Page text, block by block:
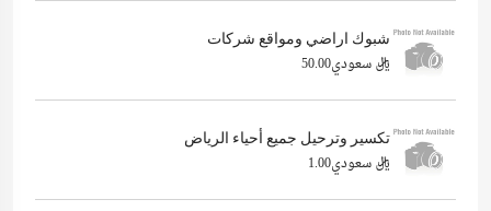
شبوك اراضي ومواقع شركات
ريال سعودي50.00
تكسير وترحيل جميع أحياء الرياض
ريال سعودي1.00